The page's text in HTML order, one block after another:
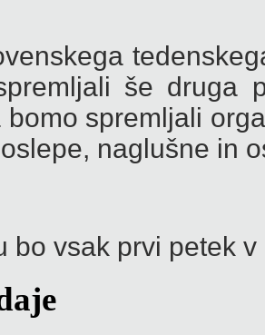
še druga
bomo spremljali
naglušne in
bo vsak prvi petek v